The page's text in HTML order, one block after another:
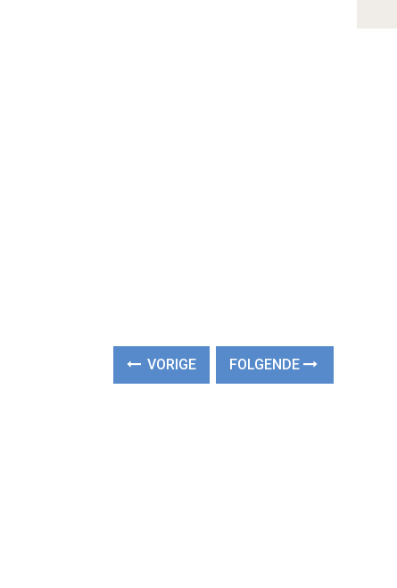
VORIGE FOLGENDE